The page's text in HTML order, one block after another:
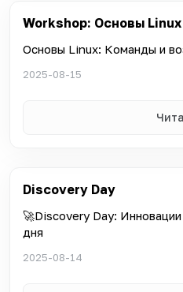
Workshop: Основы Linux
Основы Linux: Команды и
2025-08-15
Discovery Day
🚀Discovery Day:
дня
2025-08-14